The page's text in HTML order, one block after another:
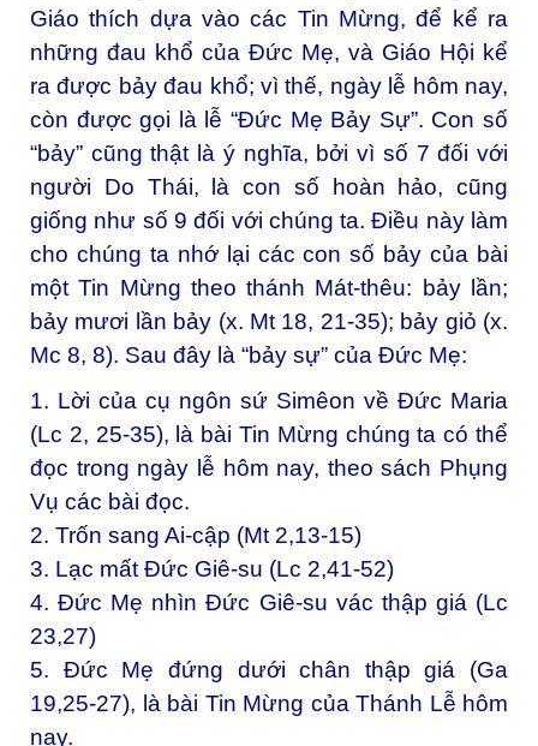
Giáo thích dựa vào các Tin Mừng, để kể ra
những đau khổ của Đức Mẹ, và Giáo Hội kể
ra được bảy đau khổ; vì thế, ngày lễ hôm nay,
còn được gọi là lễ “Đức Mẹ Bảy Sự”. Con số
“bảy” cũng thật là ý nghĩa, bởi vì số 7 đối với
người Do Thái, là con số hoàn hảo, cũng
giống như số 9 đối với chúng ta. Điều này làm
cho chúng ta nhớ lại các con số bảy của bài
một Tin Mừng theo thánh Mát-thêu: bảy lần;
bảy mươi lần bảy (x. Mt 18, 21-35); bảy giỏ (x.
Mc 8, 8). Sau đây là “bảy sự” của Đức Mẹ:
1. Lời của cụ ngôn sứ Simêon về Đức Maria
(Lc 2, 25-35), là bài Tin Mừng chúng ta có thể
đọc trong ngày lễ hôm nay, theo sách Phụng
Vụ các bài đọc.
2. Trốn sang Ai-cập (Mt 2,13-15)
3. Lạc mất Đức Giê-su (Lc 2,41-52)
4. Đức Mẹ nhìn Đức Giê-su vác thập giá (Lc
23,27)
5. Đức Mẹ đứng dưới chân thập giá (Ga
19,25-27), là bài Tin Mừng của Thánh Lễ hôm
nay.